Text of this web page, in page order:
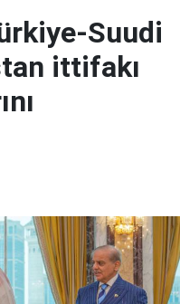
Suudi
ittifakı